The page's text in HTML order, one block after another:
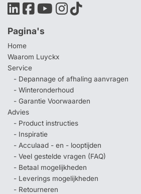
Pagina's
Home
Waarom Luyckx
Service
- Depannage of afhaling aanvragen
- Winteronderhoud
- Garantie Voorwaarden
Advies
- Product instructies
- Inspiratie
- Acculaad - en - looptijden
- Veel gestelde vragen (FAQ)
- Betaal mogelijkheden
- Leverings mogelijkheden
- Retourneren